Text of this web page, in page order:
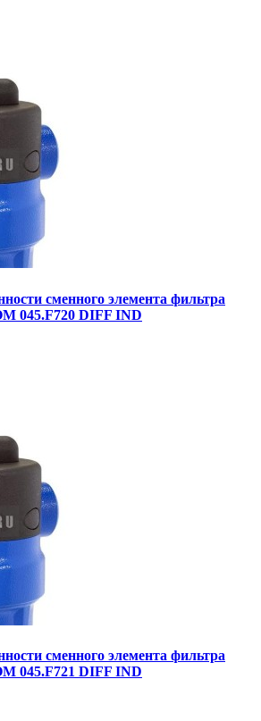
сменного элемента фильтра
045.F720 DIFF IND
сменного элемента фильтра
045.F721 DIFF IND